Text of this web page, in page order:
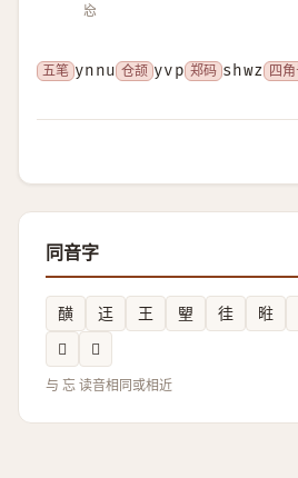
㤀
五笔 ynnu 仓颉 yvp 郑码 shwz 四
同音字
䤑 迋 王 朢 徍 暀
𠫣
𪤀
与 忘 读音相同或相近